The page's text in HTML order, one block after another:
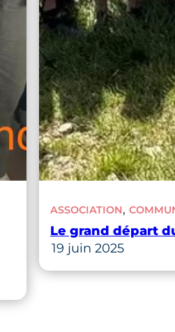
ASSOCIATION,
Le grand départ
19 juin 2025